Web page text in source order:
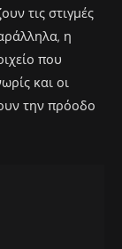
τις στιγμές
η
που
και οι
την πρόοδο